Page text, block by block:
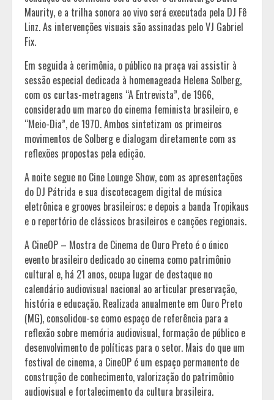
Maurity, e a trilha sonora ao vivo será executada pela DJ Fê
Linz. As intervenções visuais são assinadas pelo VJ Gabriel
Fix.
Em seguida à cerimônia, o público na praça vai assistir à
sessão especial dedicada à homenageada Helena Solberg,
com os curtas-metragens “A Entrevista”, de 1966,
considerado um marco do cinema feminista brasileiro, e
“Meio-Dia”, de 1970. Ambos sintetizam os primeiros
movimentos de Solberg e dialogam diretamente com as
reflexões propostas pela edição.
A noite segue no Cine Lounge Show, com as apresentações
do DJ Pátrida e sua discotecagem digital de música
eletrônica e grooves brasileiros; e depois a banda Tropikaus
e o repertório de clássicos brasileiros e canções regionais.
A CineOP – Mostra de Cinema de Ouro Preto é o único
evento brasileiro dedicado ao cinema como patrimônio
cultural e, há 21 anos, ocupa lugar de destaque no
calendário audiovisual nacional ao articular preservação,
história e educação. Realizada anualmente em Ouro Preto
(MG), consolidou-se como espaço de referência para a
reflexão sobre memória audiovisual, formação de público e
desenvolvimento de políticas para o setor. Mais do que um
festival de cinema, a CineOP é um espaço permanente de
construção de conhecimento, valorização do patrimônio
audiovisual e fortalecimento da cultura brasileira.